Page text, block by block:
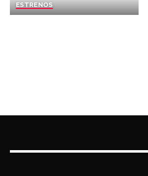
ESTRENOS